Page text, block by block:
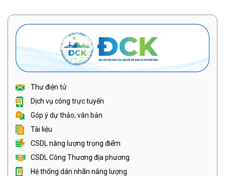
Thư điện tử
Dịch vụ công trực tuyến
Góp ý dự thảo, văn bản
Tài liệu
CSDL năng lượng trọng điểm
CSDL Công Thương địa phương
Hệ thống dán nhãn năng lượng